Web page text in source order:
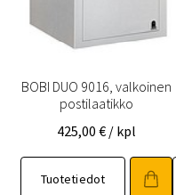
BOBI DUO 9016, valkoinen
postilaatikko
425,00 € / kpl
Tuotetiedot